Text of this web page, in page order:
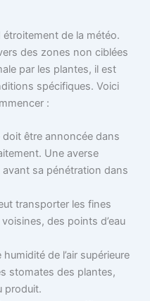
de la météo.
des zones non ciblées
par les plantes, il est
spécifiques. Voici
:
doit être annoncée dans
Une averse
sa pénétration dans
transporter les fines
des points d’eau
de l’air supérieure
stomates des plantes,
produit.